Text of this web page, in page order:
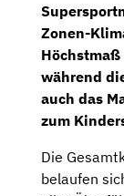
Zonen-
während
auch das
zum
Die
belaufen